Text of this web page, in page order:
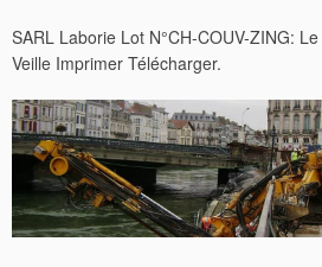
SARL Laborie Lot N°CH-COUV-ZING:
Veille Imprimer Télécharger.